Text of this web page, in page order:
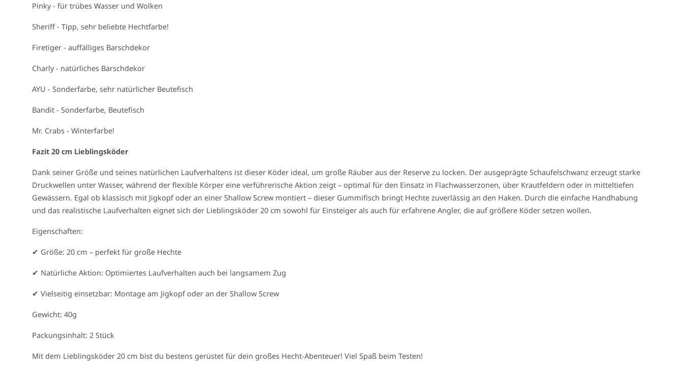
Pinky - für trübes Wasser und Wolken
Sheriff - Tipp, sehr beliebte Hechtfarbe!
Firetiger - auffälliges Barschdekor
Charly - natürliches Barschdekor
AYU - Sonderfarbe, sehr natürlicher Beutefisch
Bandit - Sonderfarbe, Beutefisch
Mr. Crabs - Winterfarbe!
Fazit 20 cm Lieblingsköder
Dank seiner Größe und seines natürlichen Laufverhaltens ist dieser Köder ideal, um große Räuber aus der Reserve zu locken. Der ausgeprägte Schaufelschwanz erzeugt starke
Druckwellen unter Wasser, während der flexible Körper eine verführerische Aktion zeigt – optimal für den Einsatz in Flachwasserzonen, über Krautfeldern oder in mitteltiefen
Gewässern. Egal ob klassisch mit Jigkopf oder an einer Shallow Screw montiert – dieser Gummifisch bringt Hechte zuverlässig an den Haken. Durch die einfache Handhabung
und das realistische Laufverhalten eignet sich der Lieblingsköder 20 cm sowohl für Einsteiger als auch für erfahrene Angler, die auf größere Köder setzen wollen.
Eigenschaften:
✔ Größe: 20 cm – perfekt für große Hechte
✔ Natürliche Aktion: Optimiertes Laufverhalten auch bei langsamem Zug
✔ Vielseitig einsetzbar: Montage am Jigkopf oder an der Shallow Screw
Gewicht: 40g
Packungsinhalt: 2 Stück
Mit dem Lieblingsköder 20 cm bist du bestens gerüstet für dein großes Hecht-Abenteuer! Viel Spaß beim Testen!